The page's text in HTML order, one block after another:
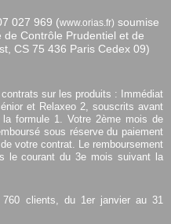
027 969 (www.orias.fr) soumise
de Contrôle Prudentiel et de
CS 75 436 Paris Cedex 09)
sur les produits : Immédiat
et Relaxeo 2, souscrits avant
formule 1. Votre 2ème mois de
sous réserve du paiement
votre contrat. Le remboursement
le courant du 3e mois suivant la
clients, du 1er janvier au 31